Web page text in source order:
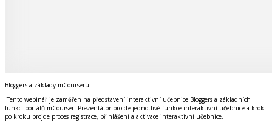
Bloggers a základy mCourseru
Tento webinář je zaměřen na představení interaktivní učebnice Bloggers a základních
funkcí portálů mCourser. Prezentátor projde jednotlivé funkce interaktivní učebnice a krok
po kroku projde proces registrace, přihlášení a aktivace interaktivní učebnice.